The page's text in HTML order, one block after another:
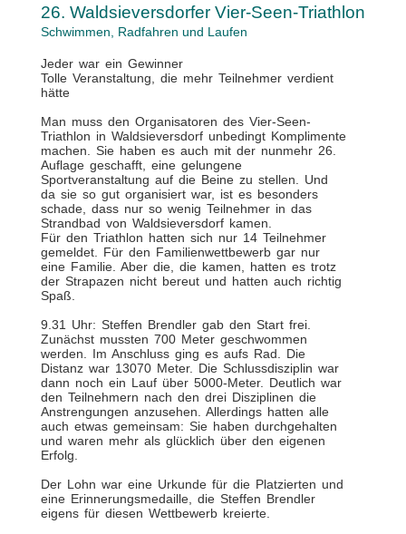
26. Waldsieversdorfer Vier-Seen-Triathlon
Schwimmen, Radfahren und Laufen
Jeder war ein Gewinner
Tolle Veranstaltung, die mehr Teilnehmer verdient
hätte
Man muss den Organisatoren des Vier-Seen-
Triathlon in Waldsieversdorf unbedingt Komplimente
machen. Sie haben es auch mit der nunmehr 26.
Auflage geschafft, eine gelungene
Sportveranstaltung auf die Beine zu stellen. Und
da sie so gut organisiert war, ist es besonders
schade, dass nur so wenig Teilnehmer in das
Strandbad von Waldsieversdorf kamen.
Für den Triathlon hatten sich nur 14 Teilnehmer
gemeldet. Für den Familienwettbewerb gar nur
eine Familie. Aber die, die kamen, hatten es trotz
der Strapazen nicht bereut und hatten auch richtig
Spaß.
9.31 Uhr: Steffen Brendler gab den Start frei.
Zunächst mussten 700 Meter geschwommen
werden. Im Anschluss ging es aufs Rad. Die
Distanz war 13070 Meter. Die Schlussdisziplin war
dann noch ein Lauf über 5000-Meter. Deutlich war
den Teilnehmern nach den drei Disziplinen die
Anstrengungen anzusehen. Allerdings hatten alle
auch etwas gemeinsam: Sie haben durchgehalten
und waren mehr als glücklich über den eigenen
Erfolg.
Der Lohn war eine Urkunde für die Platzierten und
eine Erinnerungsmedaille, die Steffen Brendler
eigens für diesen Wettbewerb kreierte.